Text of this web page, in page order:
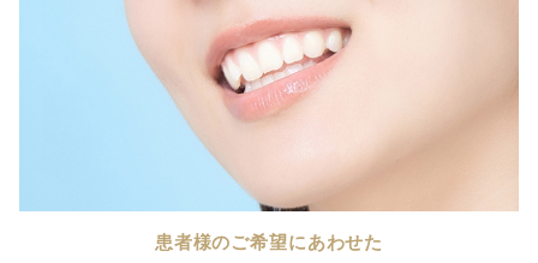
医院・スタッフ紹介
患者様のご希望にあわせた